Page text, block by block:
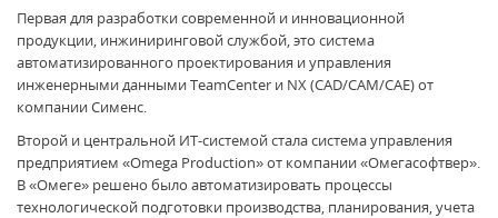
Первая для разработки современной и инновационной
продукции, инжиниринговой службой, это система
автоматизированного проектирования и управления
инженерными данными TeamCenter и NX (CAD/CAM/CAE) от
компании Сименс.
Второй и центральной ИТ-системой стала система управления
предприятием «Omega Production» от компании «Омегасофтвер».
В «Омеге» решено было автоматизировать процессы
технологической подготовки производства, планирования, учета